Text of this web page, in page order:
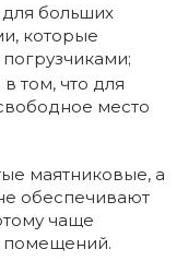
больших
которые
том, что для
место
маятниковые, а
обеспечивают
чаще
помещений.